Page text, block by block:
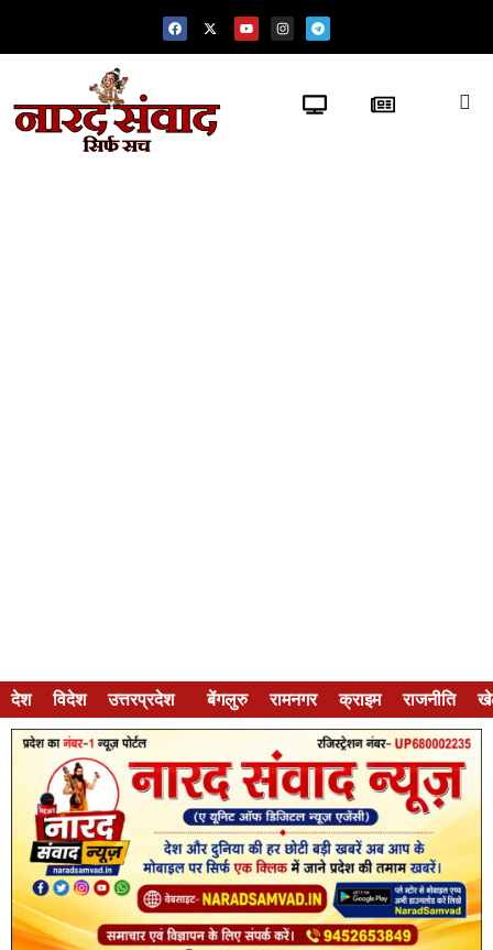
देश विदेश उत्तरप्रदेश बेंगलुरु रामनगर क्राइम राजनीति